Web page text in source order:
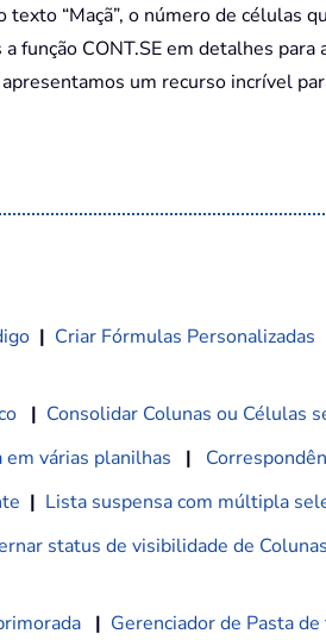
“Maçã”, o número de células
função CONT.SE em detalhes
um recurso incrível
| Criar Fórmulas Personalizadas
| Consolidar Colunas ou Células
em várias planilhas |
| Lista suspensa com múltipla
status de visibilidade de
| Gerenciador de Pasta